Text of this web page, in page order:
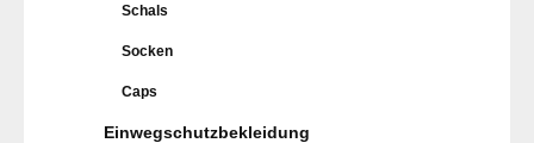
Schals
Socken
Caps
Einwegschutzbekleidung